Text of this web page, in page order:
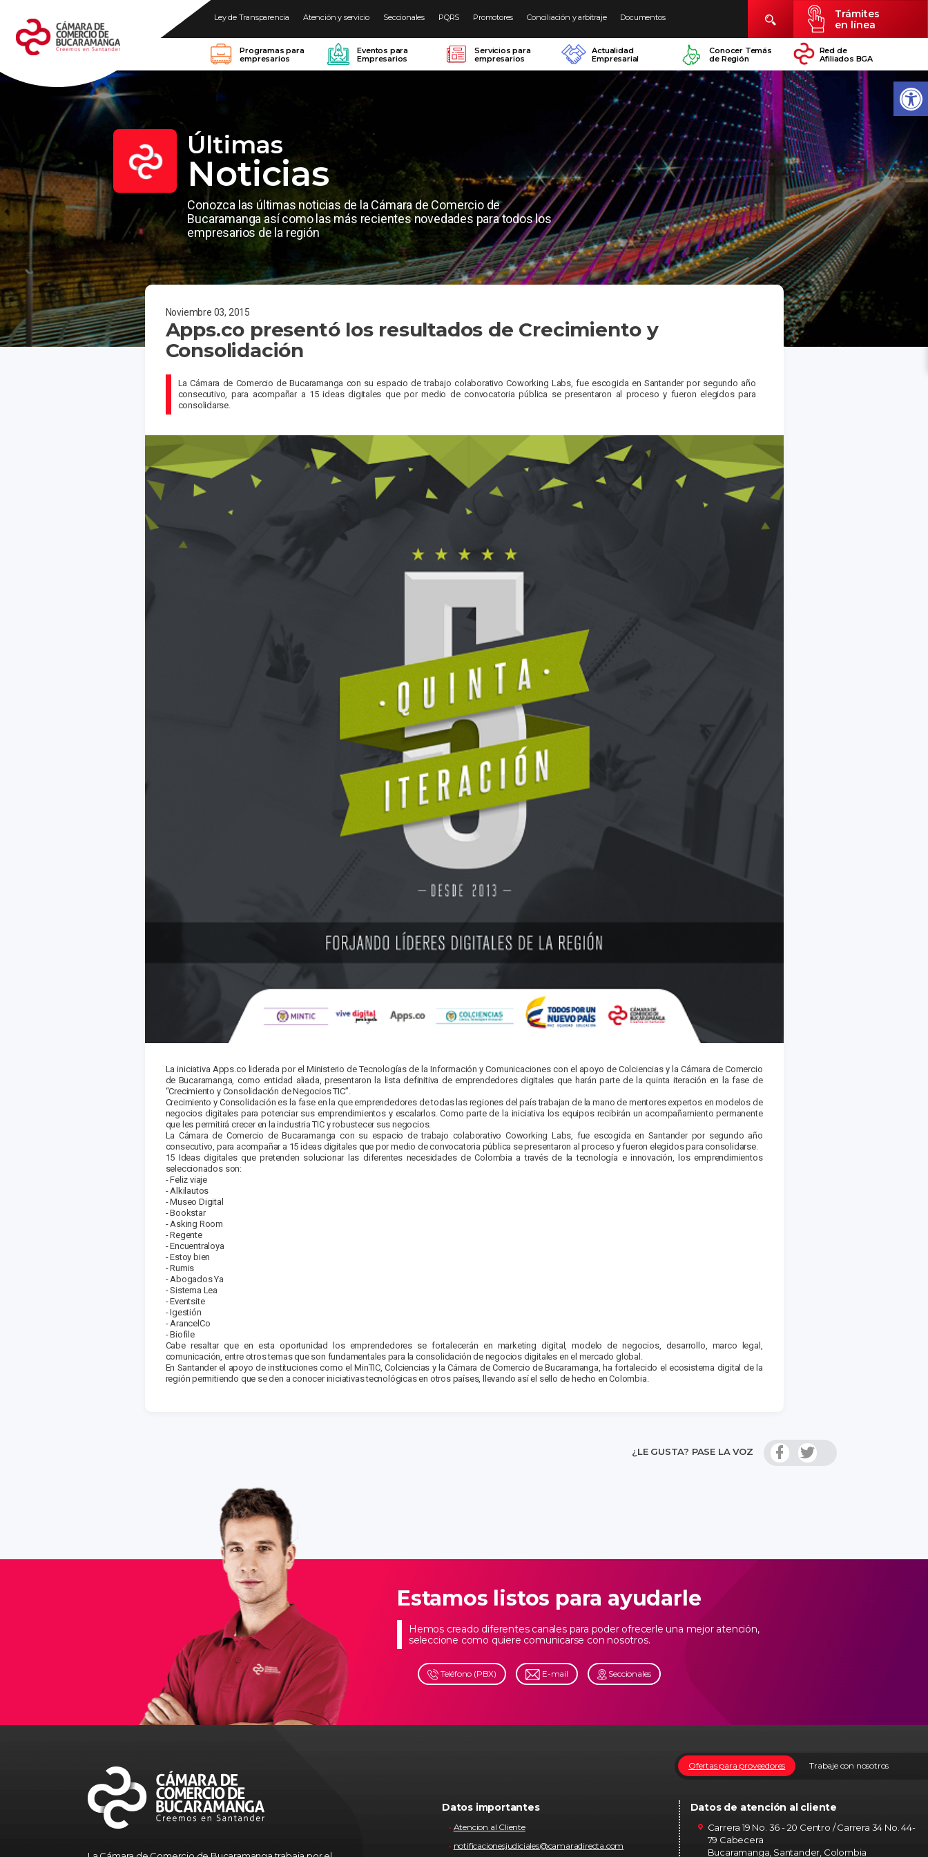
Ley de Transparencia Atención y servicio Seccionales PQRS Promotores Conciliación y arbitraje Documentos
Trámites
en línea
Programas para
empresarios
Eventos para
Empresarios
Servicios para
empresarios
Actualidad
Empresarial
Conocer Temás
de Región
Red de
Afiliados BGA
Últimas
Noticias
Conozca las últimas noticias de la Cámara de Comercio de
Bucaramanga así como las más recientes novedades para todos los
empresarios de la región
Noviembre 03, 2015
Apps.co presentó los resultados de Crecimiento y
Consolidación
La Cámara de Comercio de Bucaramanga con su espacio de trabajo colaborativo Coworking Labs, fue escogida en Santander por segundo año
consecutivo, para acompañar a 15 ideas digitales que por medio de convocatoria pública se presentaron al proceso y fueron elegidos para
consolidarse.
La iniciativa Apps.co liderada por el Ministerio de Tecnologías de la Información y Comunicaciones con el apoyo de Colciencias y la Cámara de Comercio
de Bucaramanga, como entidad aliada, presentaron la lista definitiva de emprendedores digitales que harán parte de la quinta iteración en la fase de
“Crecimiento y Consolidación de Negocios TIC”.
Crecimiento y Consolidación es la fase en la que emprendedores de todas las regiones del país trabajan de la mano de mentores expertos en modelos de
negocios digitales para potenciar sus emprendimientos y escalarlos. Como parte de la iniciativa los equipos recibirán un acompañamiento permanente
que les permitirá crecer en la industria TIC y robustecer sus negocios.
La Cámara de Comercio de Bucaramanga con su espacio de trabajo colaborativo Coworking Labs, fue escogida en Santander por segundo año
consecutivo, para acompañar a 15 ideas digitales que por medio de convocatoria pública se presentaron al proceso y fueron elegidos para consolidarse.
15 Ideas digitales que pretenden solucionar las diferentes necesidades de Colombia a través de la tecnología e innovación, los emprendimientos
seleccionados son:
-Feliz viaje
-Alkilautos
-Museo Digital
-Bookstar
-Asking Room
-Regente
-Encuentraloya
-Estoy bien
-Rumis
-Abogados Ya
-Sistema Lea
-Eventsite
-Igestión
-ArancelCo
-Biofile
Cabe resaltar que en esta oportunidad los emprendedores se fortalecerán en marketing digital, modelo de negocios, desarrollo, marco legal,
comunicación, entre otros temas que son fundamentales para la consolidación de negocios digitales en el mercado global.
En Santander el apoyo de instituciones como el MinTIC, Colciencias y la Cámara de Comercio de Bucaramanga, ha fortalecido el ecosistema digital de la
región permitiendo que se den a conocer iniciativas tecnológicas en otros países, llevando así el sello de hecho en Colombia.
¿LE GUSTA? PASE LA VOZ
Estamos listos para ayudarle
Hemos creado diferentes canales para poder ofrecerle una mejor atención,
seleccione como quiere comunicarse con nosotros.
Teléfono (PBX) E-mail Seccionales
Trabaje con nosotros
Ofertas para proveedores
Datos importantes
Atencion al Cliente
notificacionesjudiciales@camaradirecta.com
Datos de atención al cliente
Carrera 19 No. 36 - 20 Centro / Carrera 34 No. 44-
79 Cabecera
Bucaramanga, Santander, Colombia